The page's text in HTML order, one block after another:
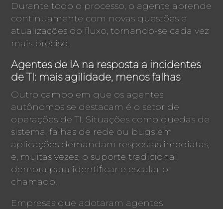
Durante todo o processo, o agente aprende
continuamente com novas questões e
atualizações do fluxo, tornando-se cada vez
mais preciso.
Agentes de IA na resposta a incidentes
de TI: mais agilidade, menos falhas
Outro campo em que os agentes
autônomos se destacam é o setor de
operações de TI. Situações como quedas de
sistema, falhas de rede ou bugs em
aplicações demandam respostas imediatas,
e, muitas vezes, o suporte tradicional
demora para identificar e escalar o
chamado.
Empresas que adotaram agentes